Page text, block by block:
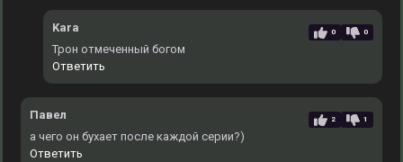
Kara 0 0
Трон отмеченный богом
Ответить
Павел 2 1
а чего он бухает после каждой серии?)
Ответить